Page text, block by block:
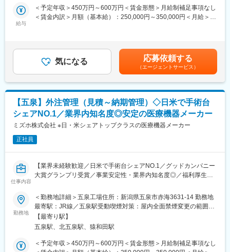
す。セラミック製の電極パッド（アレイ）を身体に貼り、持ち運
び可能な本体から交流電場を送り続けることで腫瘍の増殖を抑え
して一定の有用性が実証されています。
※2017年に保険収載が開始され、現在は膠芽腫（脳腫瘍）／切除
不能な進行・再発の非小細胞肺癌（NSCLC）に対して適応があり
■入社後の流れ：
東京での2～3週間（予定）の研修を終えた後、現場でのOJT研修
となります。これまでMRの方に多くご入社頂いており、ミドル・
シニア問わずご活躍いただいています。
変更の範囲：会社の定める業務
※全てのご経験がなくても構いません。経験・強みをお持ちの領域
から携わっていただきます※
・原価管理 / 価格交渉、コスト分析、原価低減
・そのほか / 製品出荷管理、製造現場コントロール、伝票処理
計・製造しています。
「脳動脈瘤クリップ」「整形外科インプラント」「鋼製器具」
「人工関節」等
・材料となる金属部材を仕入れて、機械や職人の手による加工に
より、最終製品へ仕上げていく加工工場になります。
【所属組織の構成】
・生産管理課 26名（男性18名・女性8名）
＊＊＊＊＊＊＊＊＊＊＊＊＊＊ 企 業 紹 介 ＊＊＊＊
日本から世界へ。当社の医療機器は、世界数十か国で採用されて
います。
人々の生命・健康を預かる医療現場でトップクラスシェアを持
１．世界初の全油圧式手術台 ～ 医療先進国である日本・アメリカ
給与
＜予定年収＞450万円～600万円＜賃金形態＞月給制補足事項なし
＜賃金内訳＞月額（基本給）：250,000円～350,000円＜月給＞
選考を通じて上下する可能性があります。・業績加算賞与の制度
があり、年収は平均的な加算賞与を含みます。・残業代別途支給
賃金はあくまでも目安の金額であり、選考を通じて上下する可能
性があります。月給(月額)は固定手当を含めた表記です。
気になる 応募依頼する
（エージェントサービス）
【五泉】外注管理（見積～納期管理）◇日米で手術台
シェアNO.1／業界内知名度◎安定の医療機器メーカー
ミズホ株式会社 ※日・米シェアトップクラスの医療機器メーカー
正社員
仕事内容
【業界未経験歓迎／日米で手術台シェアNO.1／グッドカンパニー
大賞グランプリ受賞／事業安定性・業界内知名度◎／福利厚生充
【業務概要】
■当社は100年を超える医療機器メーカーで、世界的なトップクラ
スシェア製品を持つ安定企業です。
■整形・脳外科関係製品 （脳動脈瘤クリップ、整形外科インプラ
ント、鋼製器具等） を製造する上で必要な一部の加工を外注先へ
依頼しており、外注先への発注から部材出荷・納期管理まで幅広
勤務地
＜勤務地詳細＞五泉工場住所：新潟県五泉市赤海3631-14 勤務地
最寄駅：JR線／五泉駅受動喫煙対策：屋内全面禁煙変更の範囲：
会社の定める事業所
【最寄り駅】
五泉駅、北五泉駅、猿和田駅
＜予定年収＞450万円～600万円＜賃金形態＞月給制補足事項なし